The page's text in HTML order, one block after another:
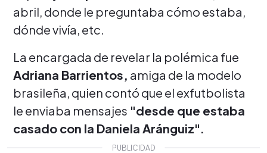
abril, donde le preguntaba cómo estaba,
dónde vivía, etc.
La encargada de revelar la polémica fue
Adriana Barrientos, amiga de la modelo
brasileña, quien contó que el exfutbolista
le enviaba mensajes "desde que estaba
casado con la Daniela Aránguiz".